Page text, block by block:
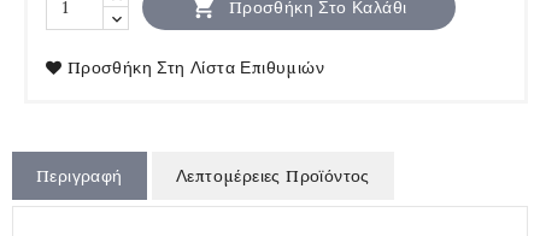
 Προσθήκη Στο Καλάθι
Προσθήκη Στη Λίστα Επιθυμιών
Περιγραφή Λεπτομέρειες Προϊόντος